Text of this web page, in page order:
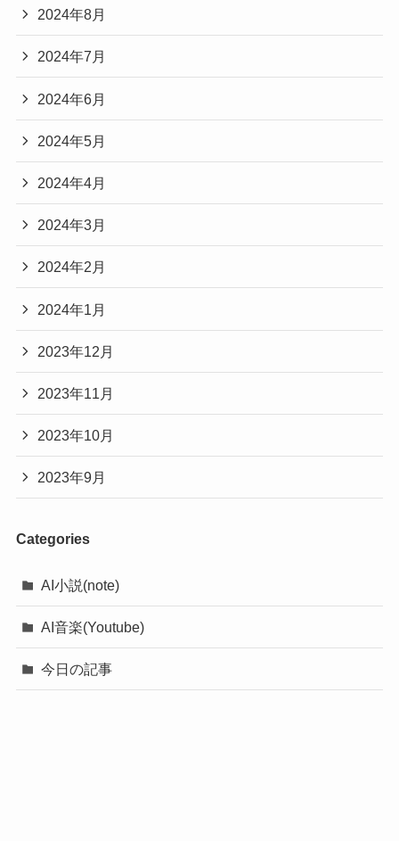
2024年8月
2024年7月
2024年6月
2024年5月
2024年4月
2024年3月
2024年2月
2024年1月
2023年12月
2023年11月
2023年10月
2023年9月
Categories
AI小説(note)
AI音楽(Youtube)
今日の記事